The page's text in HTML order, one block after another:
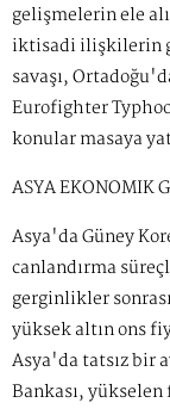
gelişmelerin ele
iktisadi ilişkilerin
savaşı,
Eurofighter
konular masaya
ASYA EKONOMİK
Asya'da Güney
canlandırma
gerginlikler
yüksek altın ons
Asya'da tatsız bir
Bankası,